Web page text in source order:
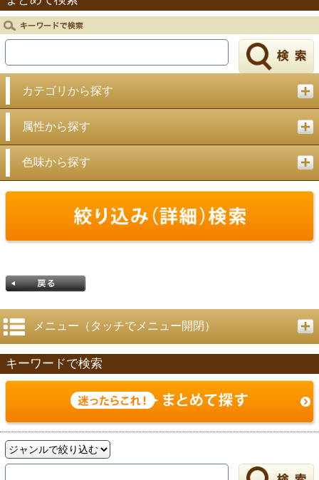
戻る
カテゴリから探す
属性から探す
色味から探す
戻る
メニュー（タッチでメニュー開閉）
キーワードで検索